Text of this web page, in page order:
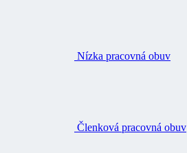
Nízka pracovná obuv
Členková pracovná obuv